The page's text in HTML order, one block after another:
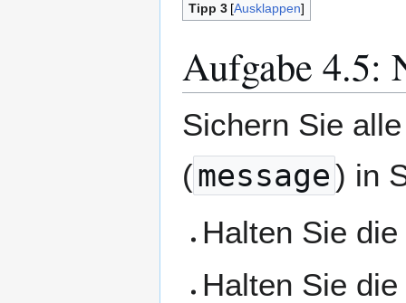
Ausklappen
Tipp 3
Aufgabe 4.5:
Sichern Sie
(message) in
Halten Sie
Halten Sie